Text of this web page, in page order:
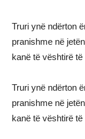
Truri ynë ndërton
pranishme në
kanë të vështirë
Truri ynë ndërton
pranishme në
kanë të vështirë